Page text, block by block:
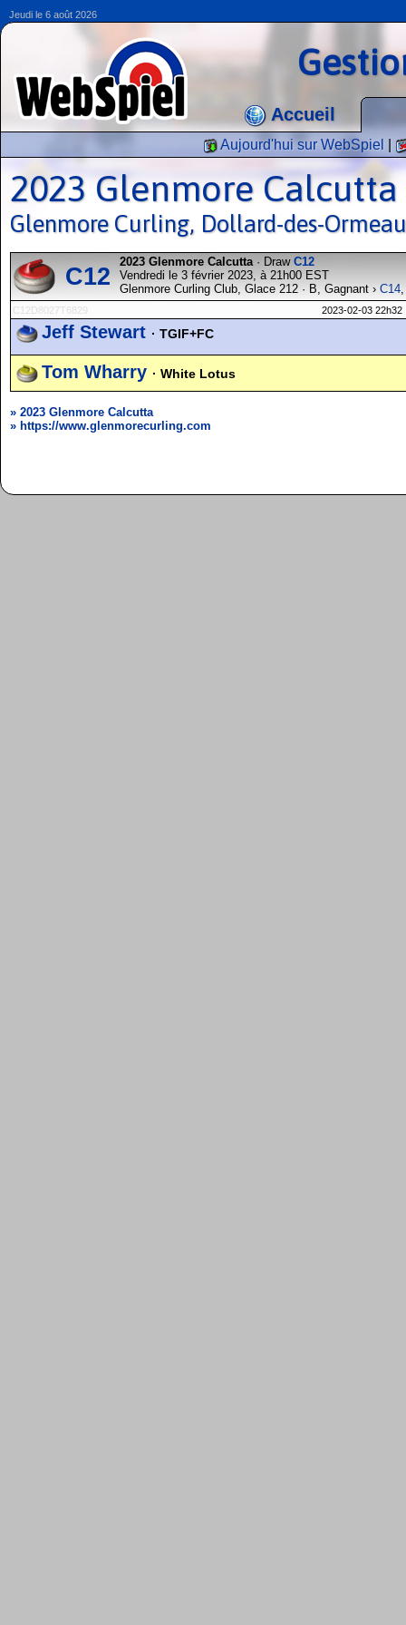
Jeudi le 6 août 2026
Accueil
Aujourd'hui sur WebSpiel
2023 Glenmore Calcutta
Glenmore Curling, Dollard-des-
C12
2023 Glenmore Calcutta· Draw C12
Vendredi le 3 février 2023, à 21h00 EST
Glenmore Curling Club, Glace 212 · B, Gagnant › C14
C12D8027T6829 2023-02-03 22h32
Jeff Stewart · TGIF+FC
Tom Wharry · White Lotus
» 2023 Glenmore Calcutta
» https://www.glenmorecurling.com